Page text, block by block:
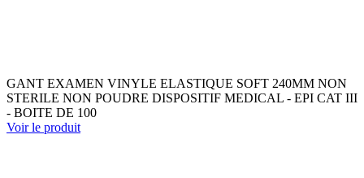
GANT EXAMEN VINYLE ELASTIQUE SOFT 240MM NON
STERILE NON POUDRE DISPOSITIF MEDICAL - EPI CAT III
- BOITE DE 100
Voir le produit